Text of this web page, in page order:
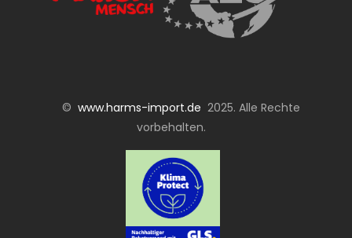
© www.harms-import.de 2025. Alle Rechte
vorbehalten.